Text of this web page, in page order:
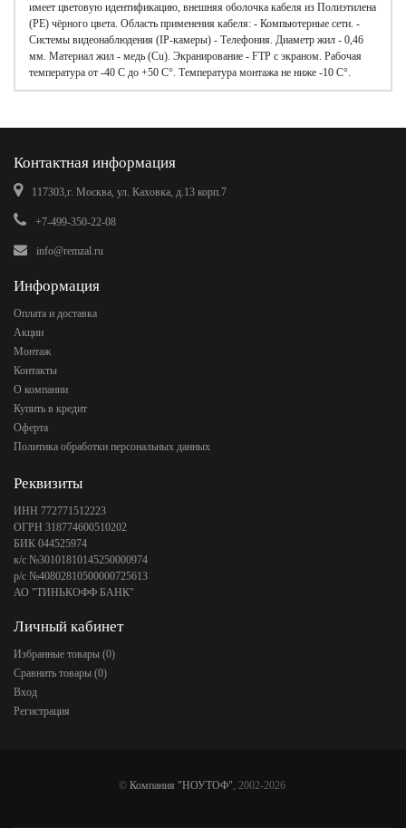
имеет цветовую идентификацию, внешняя оболочка кабеля из Полиэтилена
(РЕ) чёрного цвета. Область применения кабеля: - Компьютерные сети. -
Системы видеонаблюдения (IP-камеры) - Телефония. Диаметр жил - 0,46
мм. Материал жил - медь (Cu). Экранирование - FTP с экраном. Рабочая
температура от -40 С до +50 C°. Температура монтажа не ниже -10 С°.
Контактная информация
117303,г. Москва, ул. Каховка, д.13 корп.7
+7-499-350-22-08
info@remzal.ru
Информация
Оплата и доставка
Акции
Монтаж
Контакты
О компании
Купить в кредит
Оферта
Политика обработки персональных данных
Реквизиты
ИНН 772771512223
ОГРН 318774600510202
БИК 044525974
к/с №30101810145250000974
р/с №40802810500000725613
АО "ТИНЬКОФФ БАНК"
Личный кабинет
Избранные товары (0)
Сравнить товары (0)
Вход
Регистрация
© Компания "НОУТОФ", 2002-2026